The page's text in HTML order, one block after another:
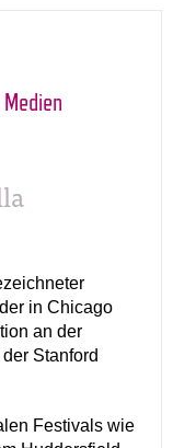
in Chicago
an der
Stanford
Festivals wie